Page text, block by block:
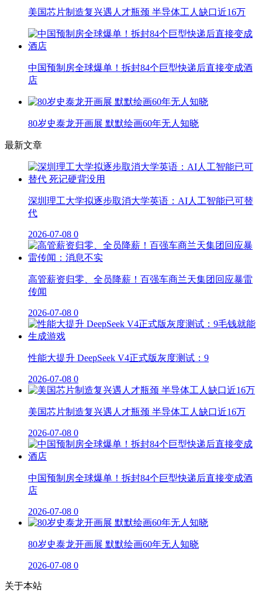
美国芯片制造复兴遇人才瓶颈 半导体工人缺口近16万
中国预制房全球爆单！拆封84个巨型快递后直接变成酒
店
80岁史泰龙开画展 默默绘画60年无人知晓
最新文章
深圳理工大学拟逐步取消大学英语：AI人工智能已可替
代
2026-07-08 0
高管薪资归零、全员降薪！百强车商兰天集团回应暴雷
传闻
2026-07-08 0
性能大提升 DeepSeek V4正式版灰度测试：9
2026-07-08 0
美国芯片制造复兴遇人才瓶颈 半导体工人缺口近16万
2026-07-08 0
中国预制房全球爆单！拆封84个巨型快递后直接变成酒
店
2026-07-08 0
80岁史泰龙开画展 默默绘画60年无人知晓
2026-07-08 0
关于本站